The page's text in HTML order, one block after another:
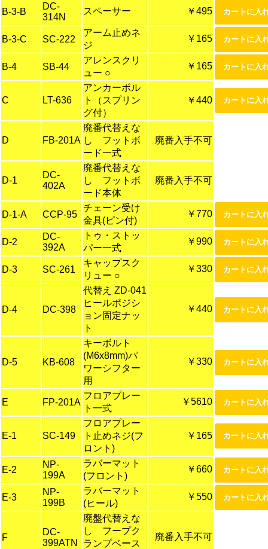
B-3-B
DC-
314N
スペーサー ￥495
B-3-C SC-222
アーム止めネ
ジ
￥165
B-4 SB-44
アレンスクリ
ュー ○
￥165
C LT-636
アンカーボル
ト（スプリン
グ付）
￥440
D FB-201A
廃番代替えな
し フットボ
ード一式
廃番入手不可
D-1
DC-
402A
廃番代替えな
し フットボ
ード本体
廃番入手不可
D-1-A CCP-95
チェーン受け
金具(ピン付)
￥770
D-2
DC-
392A
トゥ・ストッ
パー一式
￥990
D-3 SC-261
キャップスク
リュー ○
￥330
D-4 DC-398
代替え ZD-041
ヒールポジシ
ョン固定ナッ
ト
￥440
D-5 KB-608
キーボルト
(M6x8mm)パ
ワーシフター
用
￥330
E FP-201A
フロアプレー
ト一式
￥5610
E-1 SC-149
フロアプレー
ト止めネジ(フ
ロント)
￥165
E-2
NP-
199A
ラバーマット
(フロント)
￥660
E-3
NP-
199B
ラバーマット
(ヒール)
￥550
F
DC-
399ATN
廃盤代替えな
し フープク
ランプベース
廃番入手不可